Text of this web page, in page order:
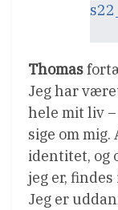
Thomas
Jeg har
hele mit liv
sige om
identitet, og
jeg er,
Jeg er